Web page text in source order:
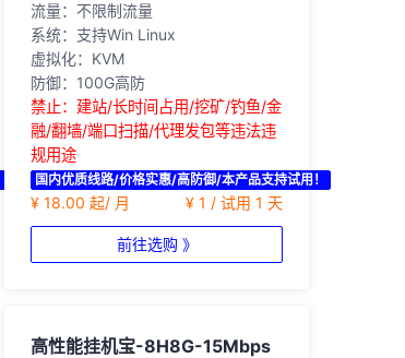
流量：不限制流量
系统：支持Win Linux
虚拟化：KVM
防御：100G高防
禁止：建站/长时间占用/挖矿/钓鱼/金
融/翻墙/端口扫描/代理发包等违法违
规用途
国内优质线路/价格实惠/高防御/本产品支持试用！
¥ 18.00 起/ 月 ¥ 1 / 试用 1 天
前往选购 》
高性能挂机宝-8H8G-15Mbps